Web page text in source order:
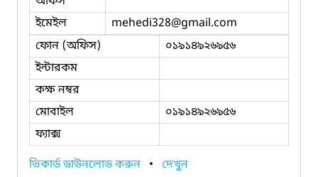
ইমেইল
mehedi328@gmail.com
ফোন (অফিস)
০১৯১৪৯২৬৯৫৬
ইন্টারকম
কক্ষ নম্বর
মোবাইল
০১৯১৪৯২৬৯৫৬
ফ্যাক্স
ভিকার্ড ডাউনলোড করুন • দেখুন